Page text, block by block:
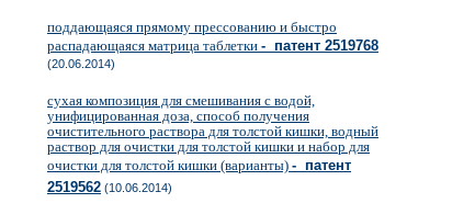
поддающаяся прямому прессованию и быстро
распадающаяся матрица таблетки - патент 2519768
(20.06.2014)
сухая композиция для смешивания с водой,
унифицированная доза, способ получения
очистительного раствора для толстой кишки, водный
раствор для очистки для толстой кишки и набор для
очистки для толстой кишки (варианты) - патент
2519562 (10.06.2014)